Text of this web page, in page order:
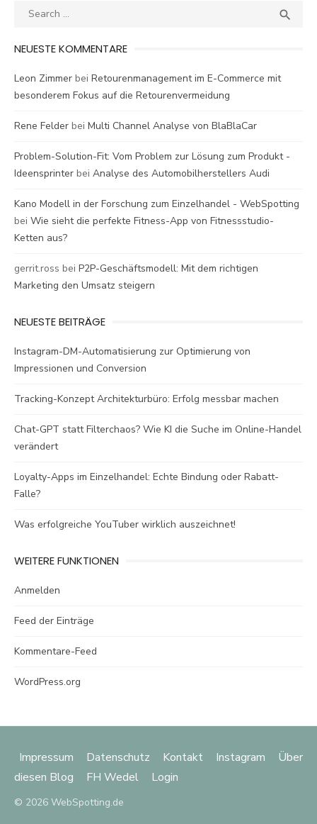
Search

NEUESTE KOMMENTARE
Leon Zimmer bei Retourenmanagement im E-Commerce mit
besonderem Fokus auf die Retourenvermeidung
Rene Felder bei Multi Channel Analyse von BlaBlaCar
Problem-Solution-Fit: Vom Problem zur Lösung zum Produkt -
Ideensprinter bei Analyse des Automobilherstellers Audi
Kano Modell in der Forschung zum Einzelhandel - WebSpotting
bei Wie sieht die perfekte Fitness-App von Fitnessstudio-
Ketten aus?
gerrit.ross bei P2P-Geschäftsmodell: Mit dem richtigen
Marketing den Umsatz steigern
NEUESTE BEITRÄGE
Instagram-DM-Automatisierung zur Optimierung von
Impressionen und Conversion
Tracking-Konzept Architekturbüro: Erfolg messbar machen
Chat-GPT statt Filterchaos? Wie KI die Suche im Online-Handel
verändert
Loyalty-Apps im Einzelhandel: Echte Bindung oder Rabatt-
Falle?
Was erfolgreiche YouTuber wirklich auszeichnet!
WEITERE FUNKTIONEN
Anmelden
Feed der Einträge
Kommentare-Feed
WordPress.org
Impressum Datenschutz Kontakt Instagram
Über
diesen Blog
FH Wedel Login
© 2026 WebSpotting.de